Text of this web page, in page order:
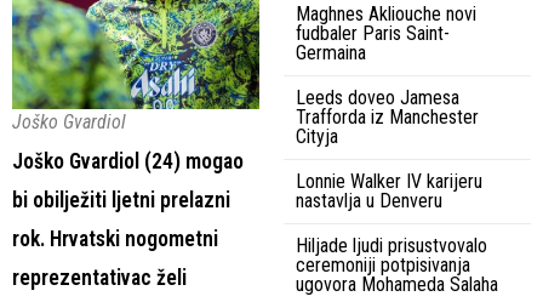
Joško Gvardiol
Joško Gvardiol (24) mogao
bi obilježiti ljetni prelazni
rok. Hrvatski nogometni
reprezentativac želi
Maghnes Akliouche novi
fudbaler Paris Saint-
Germaina
Leeds doveo Jamesa
Trafforda iz Manchester
Cityja
Lonnie Walker IV karijeru
nastavlja u Denveru
Hiljade ljudi prisustvovalo
ceremoniji potpisivanja
ugovora Mohameda Salaha